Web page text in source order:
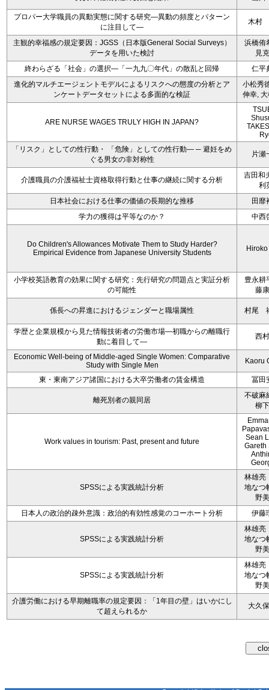
プロパー大学職員の異動実態に関する研究―異動の頻度とパターン
に注目して―
木村
主観的幸福感の規定要因：JGSS（日本版General Social Surveys）
データを用いた検討
浜橋侑
見
終わらざる「社会」の選択―「一九九〇年代」の散乱と回帰
仁平
進化的マルチエージェントモデルによるリスクへの態度の分析とア
ンケートデータセットによる多面的な検証
小松秀
伸幸,
ARE NURSE WAGES TRULY HIGH IN JAPAN?
「リスク」としての性行動・ 「危険」としての性行動― ─ 避妊をめ
ぐる男女の非対称性
片瀬
介護職員の介護福祉士資格取得行動と仕事の継続に関する分析
吉田和
利
日本社会における仕事の価値の長期的な推移
田靡
学力の獲得は平等なのか？
中西
Do Children's Allowances Motivate Them to Study Harder?
Empirical Evidence from Japanese University Students
小学校英語教育の効果に関する研究：先行研究の問題点と実証分析
の可能性
豊永耕
藤
係長への昇進におけるジェンダーと職場属性 村尾
学歴と企業規模から見た情報技術者の労働市場―初職からの離職行
動に着目して―
西
Economic Well-being of Middle-aged Single Women: Comparative
Study with Single Men
Kaoru
東・東南アジア諸国における大卒労働者の賃金構造 冨田
離死別者の親同居
不破麻
柳
Work values in tourism: Past, present and future
Sean
Gareth
SPSSによる実践統計分析
林雄亮
地なつ
野
日本人の政治的疎外意識：政治的有効性感覚のコーホート分析
伊藤
SPSSによる実践統計分析
林雄亮
地なつ
野
SPSSによる実践統計分析
林雄亮
地なつ
野
介護労働における早期離職率の規定要因：「1年目の壁」はいかにし
て超えられるか
大久